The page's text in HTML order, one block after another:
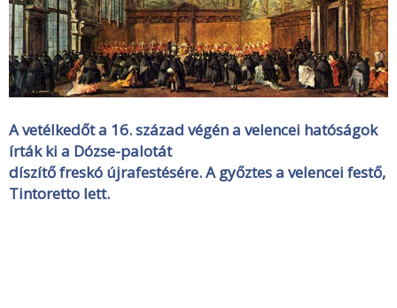
A vetélkedőt a 16. század végén a velencei hatóságok
írták ki a Dózse-palotát
díszítő freskó újrafestésére. A győztes a velencei festő,
Tintoretto lett.